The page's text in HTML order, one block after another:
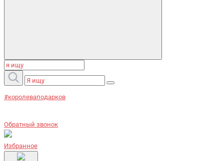
#королеваподарков
Обратный звонок
Избранное